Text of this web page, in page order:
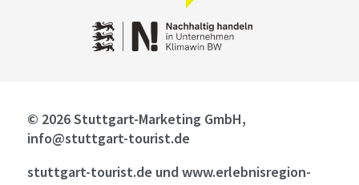
© 2026 Stuttgart-Marketing GmbH,
info@stuttgart-tourist.de
stuttgart-tourist.de und www.erlebnisregion-